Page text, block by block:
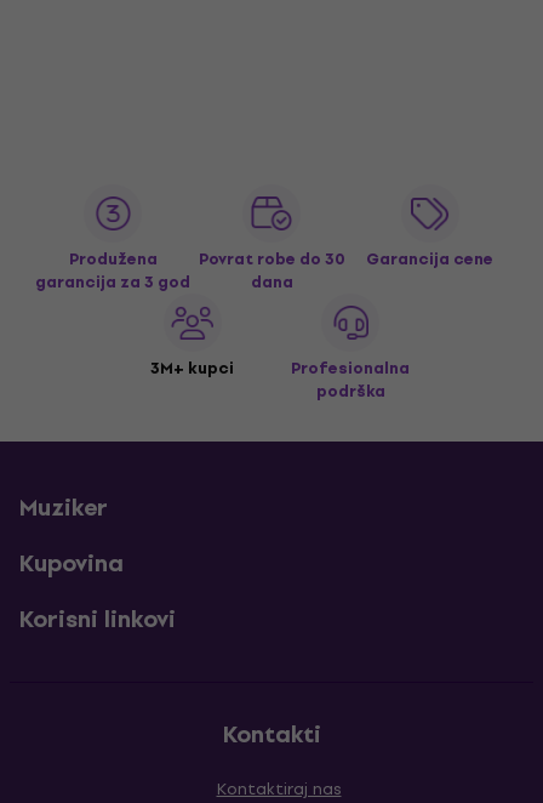
Produžena
garancija za 3 god
Povrat robe do 30
dana
Garancija cene
3M+ kupci
Profesionalna
podrška
Muziker
Kupovina
Korisni linkovi
Kontakti
Kontaktiraj nas